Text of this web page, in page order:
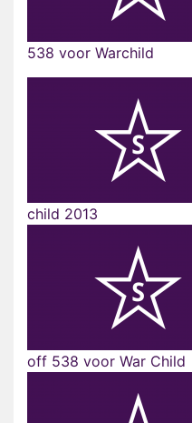
538 voor Warchild
child 2013
off 538 voor War Child